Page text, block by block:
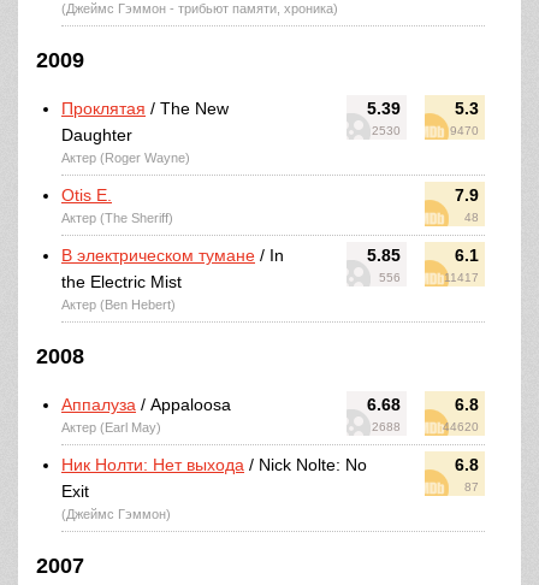
(Джеймс Гэммон - трибьют памяти, хроника)
2009
5.39
2530
5.3
9470
Проклятая / The New
Daughter
Актер (Roger Wayne)
7.9
48
Otis E.
Актер (The Sheriff)
5.85
556
6.1
11417
В электрическом тумане / In
the Electric Mist
Актер (Ben Hebert)
2008
6.68
2688
6.8
44620
Аппалуза / Appaloosa
Актер (Earl May)
6.8
87
Ник Нолти: Нет выхода / Nick Nolte: No
Exit
(Джеймс Гэммон)
2007